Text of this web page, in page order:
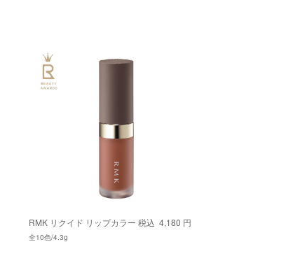
RMK リクイド リップカラー 税込 4,180 円
全10色/4.3g